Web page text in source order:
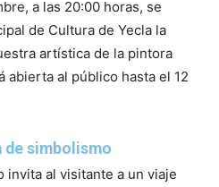
a las 20:00 horas, se
de Cultura de Yecla la
artística de la pintora
abierta al público hasta el 12
de simbolismo
invita al visitante a un viaje